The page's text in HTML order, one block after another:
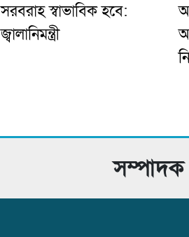
সরবরাহ স্বাভাবিক হবে:
জ্বালানিমন্ত্রী